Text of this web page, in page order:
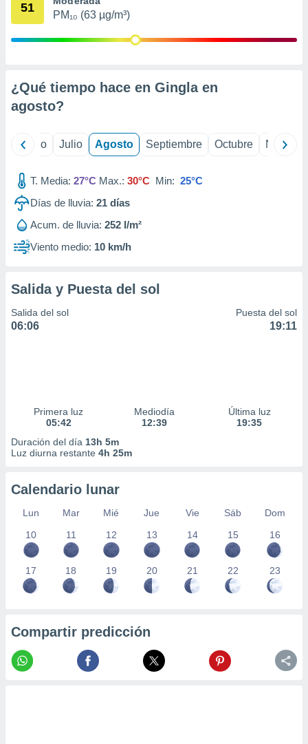
publicidad
1199
51
PM₁₀ (63 µg/m³)
¿Qué tiempo hace en Gingla en
agosto?
Junio Julio Agosto Septiembre Octubre
T. Media: 27°C Max.: 30°C Min: 25°C
Días de lluvia: 21 días
Acum. de lluvia: 252 l/m²
Viento medio: 10 km/h
Salida y Puesta del sol
Salida del sol
06:06
Puesta del sol
19:11
Primera luz
05:42
Mediodía
12:39
Última luz
19:35
Duración del día 13h 5m
Luz diurna restante 4h 25m
Calendario lunar
Lun Mar Mié Jue Vie Sáb
Dom
10
11 12 13 14 15 16
17 18 19 20 21 22 23
Compartir predicción